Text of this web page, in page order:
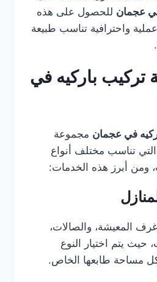
عجمان للحصول على هذه
واحترافية تناسب طبيعة
باركيه في
في عجمان مجموعة
تناسب مختلف أنواع
ومن أبرز هذه الخدمات:
المعيشة، والصالات،
حيث يتم اختيار النوع
مساحة طابعها الخاص.